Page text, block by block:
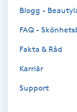
Healing
Herrklippning
HIFU
Blogg -
FAQ -
Fakta & Råd
Karriär
Support